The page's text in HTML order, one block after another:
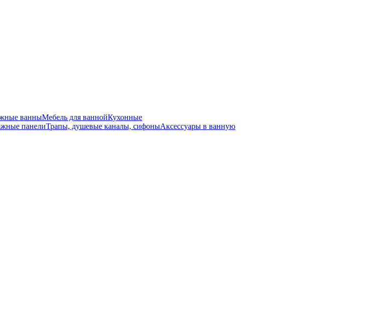
ванныМебель для ваннойКухонные
панелиТрапы, душевые каналы, сифоныАксессуары в ванную